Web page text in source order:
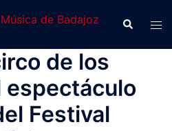
Buscar
de los
espectáculo
Festival